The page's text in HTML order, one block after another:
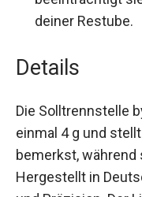
beeinträchtigt
Details
Die Solltrennstelle
einmal 4 g und
bemerkst,
Hergestellt in